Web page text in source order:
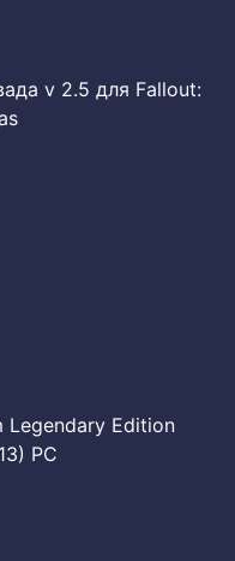
v 2.5 для Fallout:
Legendary Edition
PC